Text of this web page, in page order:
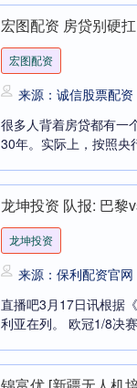
宏图配资 房贷别硬
宏图配资
来源：诚信股票配资
很多人背着房贷都有一
30年。实际上，按照央
龙坤投资 队报: 巴黎
龙坤投资
来源：保利配资官网
直播吧3月17日讯根据
利亚在列。 欧冠1/8决